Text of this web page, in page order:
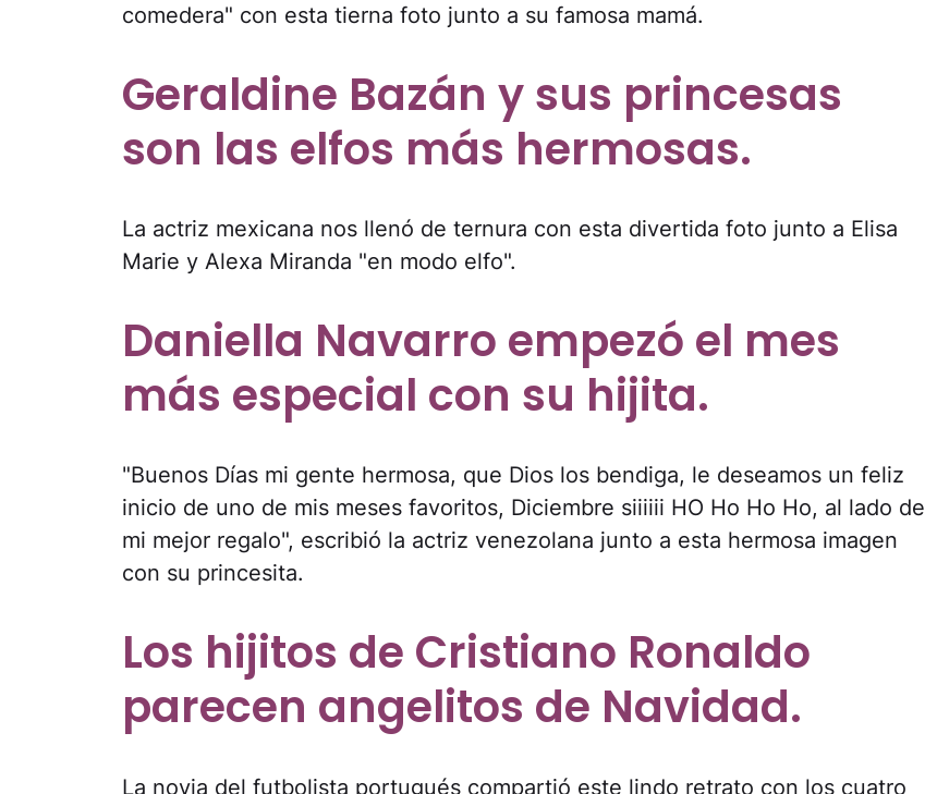
comedera" con esta tierna foto junto a su famosa mamá.
Geraldine Bazán y sus princesas
son las elfos más hermosas.
La actriz mexicana nos llenó de ternura con esta divertida foto junto a Elisa
Marie y Alexa Miranda "en modo elfo".
Daniella Navarro empezó el mes
más especial con su hijita.
"Buenos Días mi gente hermosa, que Dios los bendiga, le deseamos un feliz
inicio de uno de mis meses favoritos, Diciembre siiiiii HO Ho Ho Ho, al lado de
mi mejor regalo", escribió la actriz venezolana junto a esta hermosa imagen
con su princesita.
Los hijitos de Cristiano Ronaldo
parecen angelitos de Navidad.
La novia del futbolista portugués compartió este lindo retrato con los cuatro